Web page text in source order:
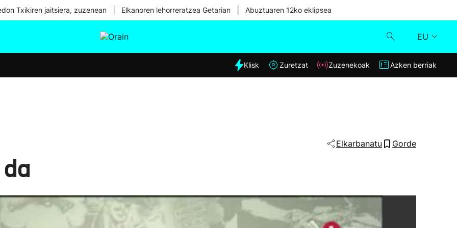
Txikiren jaitsiera, zuzenean Elkanoren lehorreratzea Getarian Abuztuaren 12ko eklipsea
EU
Eguraldia
Klisk
Klisk Zuretzat Zuzenekoak Azken berriak
Elkarbanatu Gorde